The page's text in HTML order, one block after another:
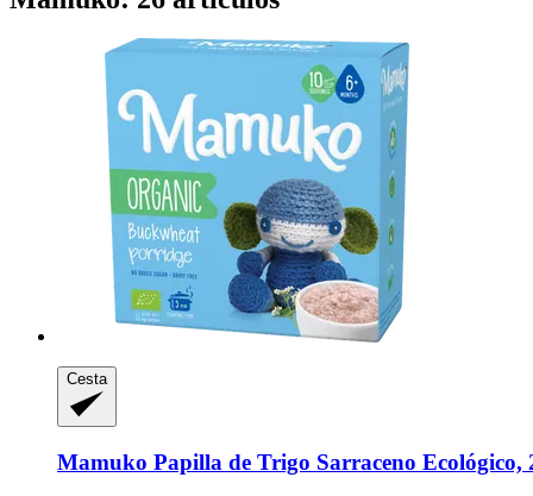
Cesta
Mamuko Papilla de Trigo Sarraceno Ecológico,